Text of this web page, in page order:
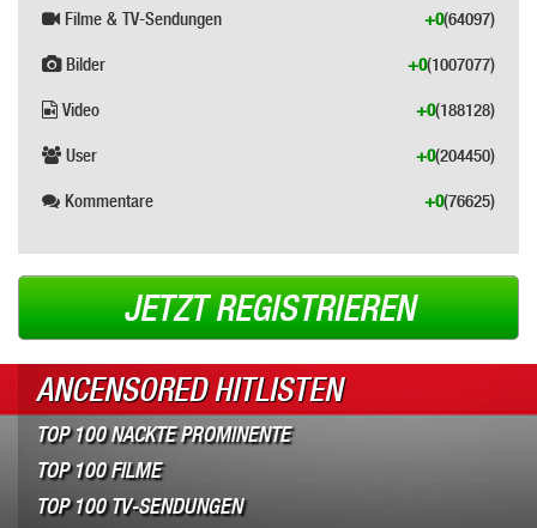
Filme & TV-Sendungen (64097)
+0
Bilder (1007077)
+0
Video (188128)
+0
User (204450)
+0
Kommentare (76625)
+0
JETZT REGISTRIEREN
ANCENSORED HITLISTEN
TOP 100 NACKTE PROMINENTE
TOP 100 FILME
TOP 100 TV-SENDUNGEN